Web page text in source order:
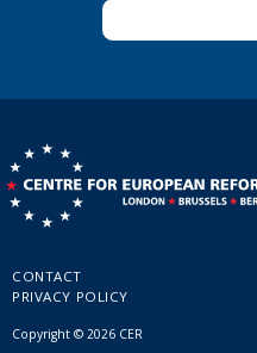
CONTACT
PRIVACY POLICY
Copyright © 2026 CER